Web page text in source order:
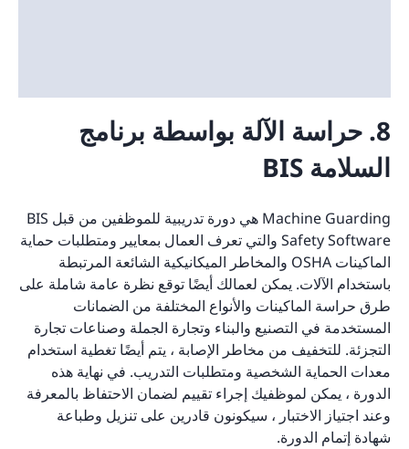
8. حراسة الآلة بواسطة برنامج
السلامة BIS
Machine Guarding هي دورة تدريبية للموظفين من قبل BIS
Safety Software والتي تعرف العمال بمعايير ومتطلبات حماية
الماكينات OSHA والمخاطر الميكانيكية الشائعة المرتبطة
باستخدام الآلات. يمكن لعمالك أيضًا توقع نظرة عامة شاملة على
طرق حراسة الماكينات والأنواع المختلفة من الضمانات
المستخدمة في التصنيع والبناء وتجارة الجملة وصناعات تجارة
التجزئة. للتخفيف من مخاطر الإصابة ، يتم أيضًا تغطية استخدام
معدات الحماية الشخصية ومتطلبات التدريب. في نهاية هذه
الدورة ، يمكن لموظفيك إجراء تقييم لضمان الاحتفاظ بالمعرفة
وعند اجتياز الاختبار ، سيكونون قادرين على تنزيل وطباعة
شهادة إتمام الدورة.